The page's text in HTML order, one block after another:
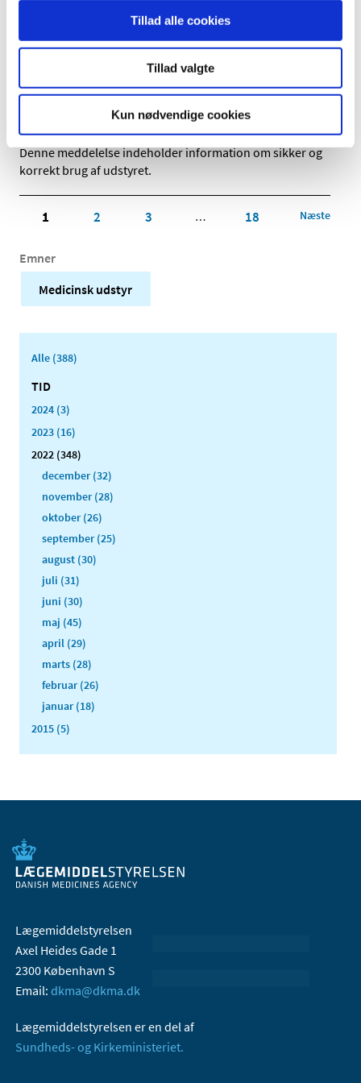
Tillad alle cookies
Tillad valgte
Kun nødvendige cookies
udstyret, der kræver korrektion og instruktion i…
NRT X-Ray A/S informerer om potentiel fejl på
|12. januar 2022|
Denne meddelelse indeholder information om sikker og
korrekt brug af udstyret.
1 2 3 … 18 Næste
Emner
Medicinsk udstyr
Alle (388)
TID
2024 (3)
2023 (16)
2022 (348)
december (32)
november (28)
oktober (26)
september (25)
august (30)
juli (31)
juni (30)
maj (45)
april (29)
marts (28)
februar (26)
januar (18)
2015 (5)
Lægemiddelstyrelsen
Axel Heides Gade 1
2300 København S
Email: dkma@dkma.dk
Lægemiddelstyrelsen er en del af
Sundheds- og Kirkeministeriet.